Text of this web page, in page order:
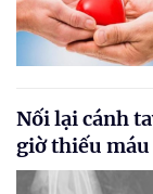
Nối lại cánh
giờ thiếu máu